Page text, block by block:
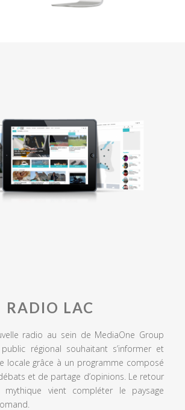
RADIO LAC
radio au sein de MediaOne Group
régional souhaitant s’informer et
locale grâce à un programme composé
et de partage d’opinions. Le retour
vient compléter le paysage